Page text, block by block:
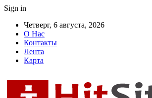
Sign in
Четверг, 6 августа, 2026
О Нас
Контакты
Лента
Карта